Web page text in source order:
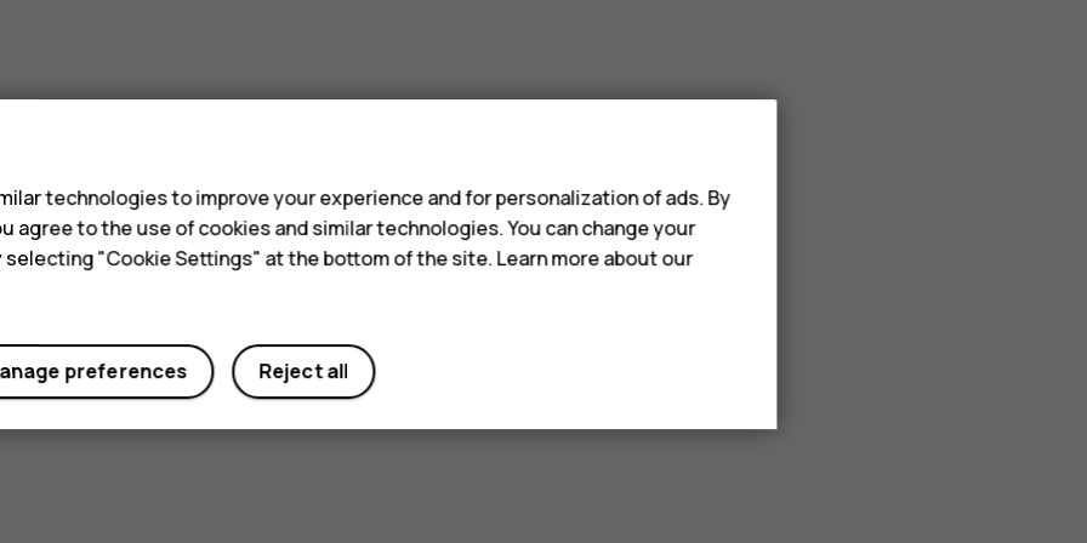
technologies to improve your experience and for personalization of ads. By
agree to the use of cookies and similar technologies. You can change your
"Cookie Settings" at the bottom of the site. Learn more about our
Reject all
preferences